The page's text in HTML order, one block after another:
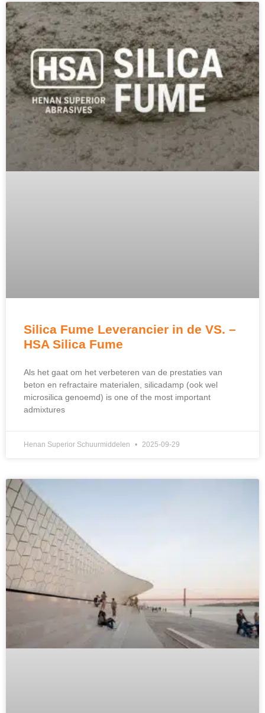
Silica Fume Leverancier in de VS. –
HSA Silica Fume
Als het gaat om het verbeteren van de prestaties van
beton en refractaire materialen, silicadamp (ook wel
microsilica genoemd) is one of the most important
admixtures
Henan Superior Schuurmiddelen 2025-09-29